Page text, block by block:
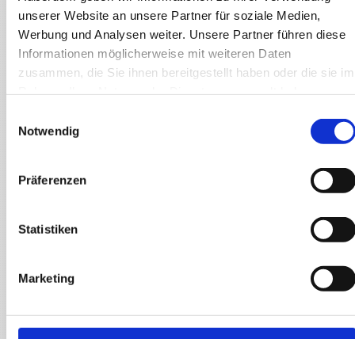
unserer Website an unsere Partner für soziale Medien,
Werbung und Analysen weiter. Unsere Partner führen diese
Informationen möglicherweise mit weiteren Daten
zusammen, die Sie ihnen bereitgestellt haben oder die sie im
Notwendig
Präferenzen
Statistiken
Marketing
Zertifizierungen und Anwendungen von Normen und
Regeln der Technik
DIN EN ISO 9001:2015
DIN EN ISO 8503
Frosio Inspektoren
Kolonnenführer mit KOR Schein